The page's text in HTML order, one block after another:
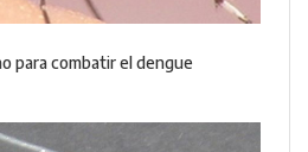
para combatir el dengue